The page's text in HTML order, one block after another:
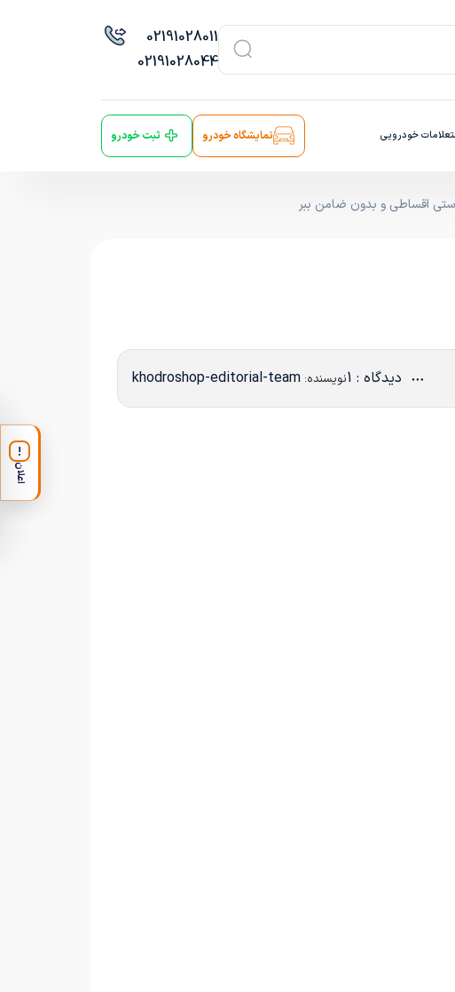
02191028011
02191028044
خودرویی نمایشگاه خودرو ثبت خودرو
دیدگاه : 1 نویسنده: khodroshop-editorial-team
!
اعلان